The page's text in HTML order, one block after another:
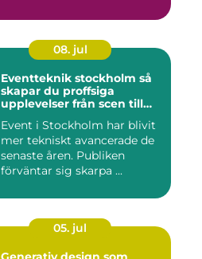
08. jul
Eventteknik stockholm så
skapar du proffsiga
upplevelser från scen till
Event i Stockholm har blivit
mer tekniskt avancerade de
senaste åren. Publiken
förväntar sig skarpa ...
05. jul